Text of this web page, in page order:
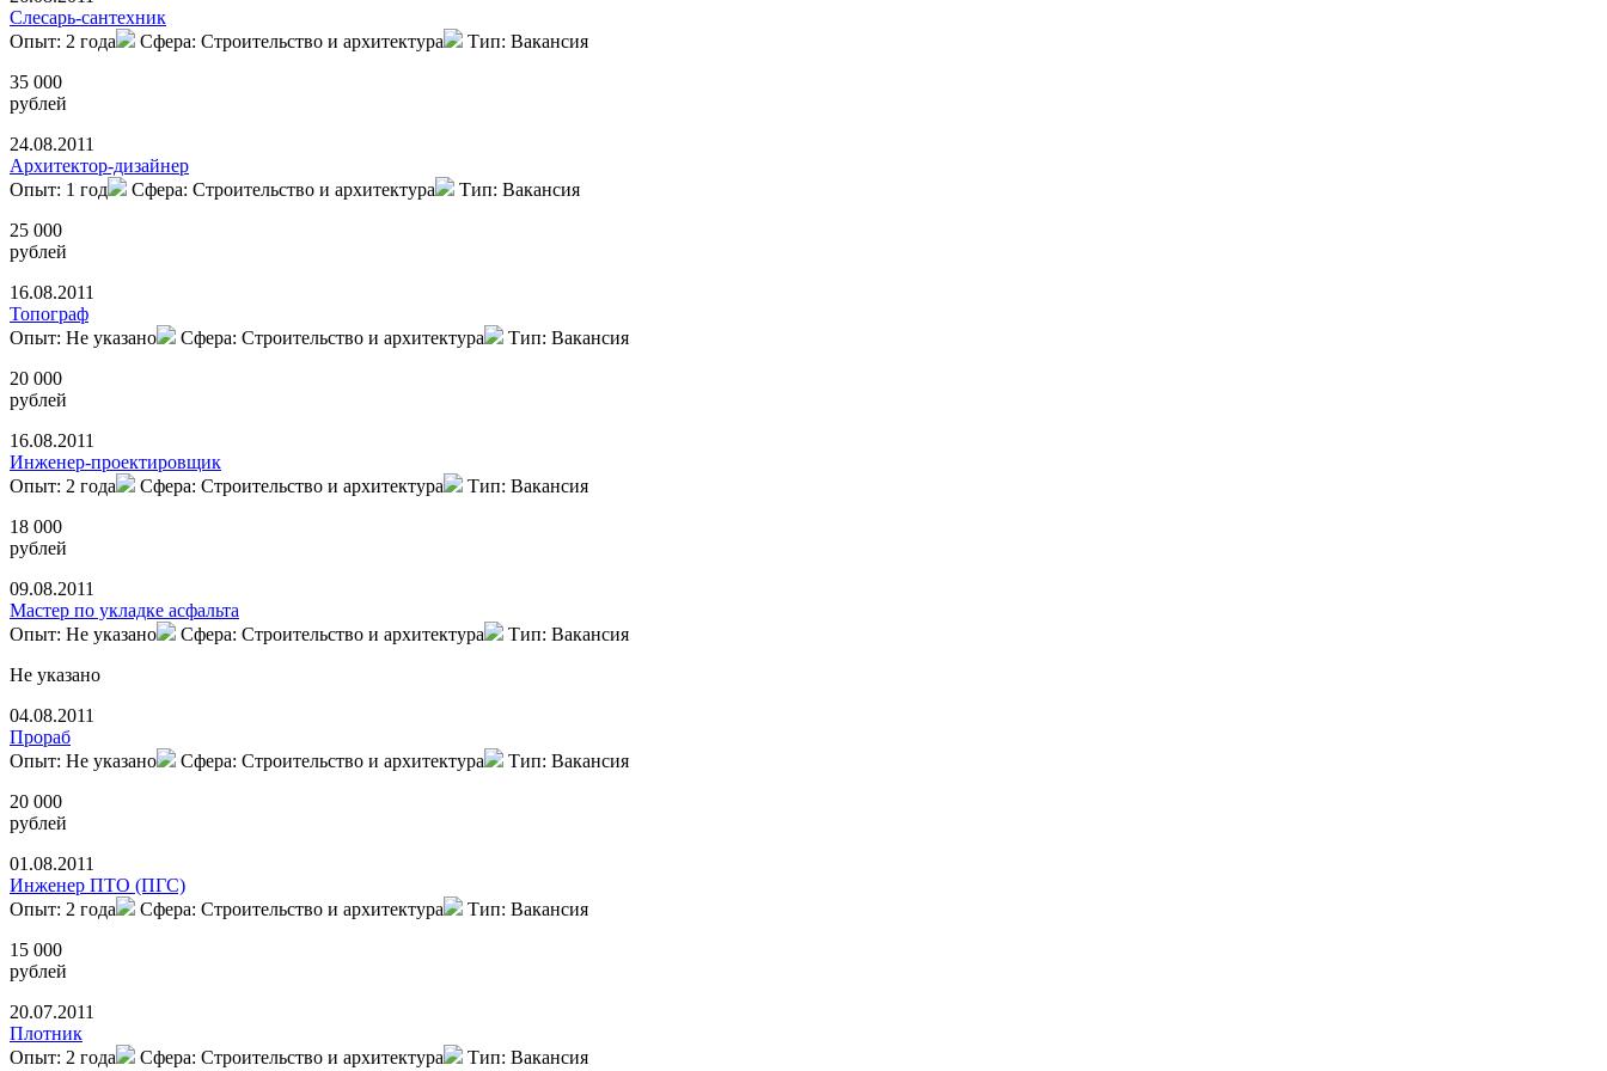
Слесарь-сантехник
Опыт: 2 года
Сфера: Строительство и архитектура
Тип: Вакансия
35 000
рублей
24.08.2011
Архитектор-дизайнер
Опыт: 1 год
Сфера: Строительство и архитектура
Тип: Вакансия
25 000
рублей
16.08.2011
Топограф
Опыт: Не указано
Сфера: Строительство и архитектура
Тип: Вакансия
20 000
рублей
16.08.2011
Инженер-проектировщик
Опыт: 2 года
Сфера: Строительство и архитектура
Тип: Вакансия
18 000
рублей
09.08.2011
Мастер по укладке асфальта
Опыт: Не указано
Сфера: Строительство и архитектура
Тип: Вакансия
Не указано
04.08.2011
Прораб
Опыт: Не указано
Сфера: Строительство и архитектура
Тип: Вакансия
20 000
рублей
01.08.2011
Инженер ПТО (ПГС)
Опыт: 2 года
Сфера: Строительство и архитектура
Тип: Вакансия
15 000
рублей
20.07.2011
Плотник
Опыт: 2 года
Сфера: Строительство и архитектура Тип: Вакансия